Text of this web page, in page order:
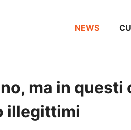
NEWS
ma in questi
illegittimi